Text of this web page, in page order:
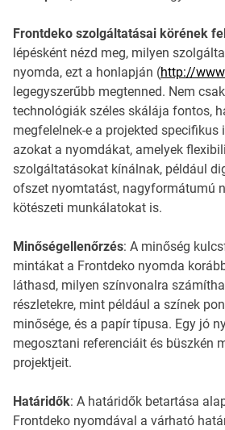
Frontdeko szolgáltatásai körének
lépésként nézd meg, milyen
nyomda, ezt a honlapján (http://
legegyszerűbb megtenned. Nem
technológiák széles skálája fontos,
megfelelnek-e a projekted specifikus
azokat a nyomdákat, amelyek
szolgáltatásokat kínálnak, például
ofszet nyomtatást, nagyformátumú
kötészeti munkálatokat is.
Minőségellenőrzés: A minőség
mintákat a Frontdeko nyomda
láthasd, milyen színvonalra
részletekre, mint például a színek
minősége, és a papír típusa. Egy jó
megosztani referenciáit és büszkén
projektjeit.
Határidők: A határidők betartása
Frontdeko nyomdával a várható